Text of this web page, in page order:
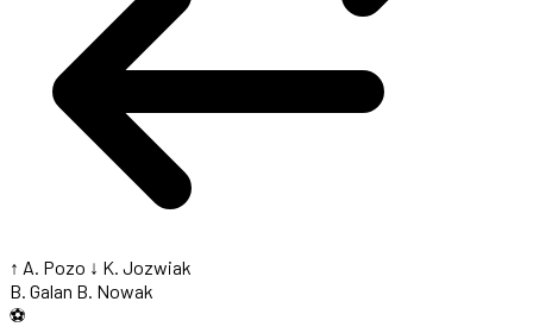
↑ A. Pozo ↓ K. Jozwiak
B. Galan B. Nowak
⚽